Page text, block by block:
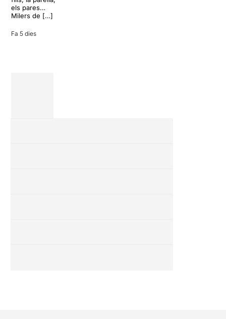
els pares…
Milers de […]
Fa 5 dies